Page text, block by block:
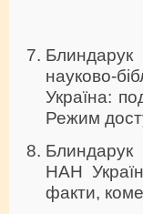
Блиндарук
науково-
Україна:
Режим
Блиндарук
НАН
факти,